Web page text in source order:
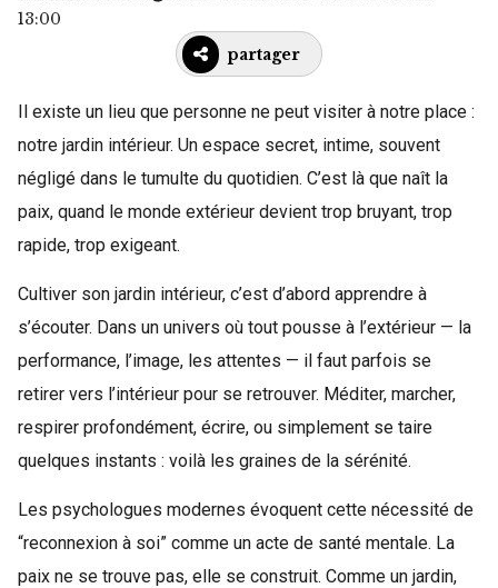
13:00
partager
Il existe un lieu que personne ne peut visiter à notre place :
notre jardin intérieur. Un espace secret, intime, souvent
négligé dans le tumulte du quotidien. C’est là que naît la
paix, quand le monde extérieur devient trop bruyant, trop
rapide, trop exigeant.
Cultiver son jardin intérieur, c’est d’abord apprendre à
s’écouter. Dans un univers où tout pousse à l’extérieur — la
performance, l’image, les attentes — il faut parfois se
retirer vers l’intérieur pour se retrouver. Méditer, marcher,
respirer profondément, écrire, ou simplement se taire
quelques instants : voilà les graines de la sérénité.
Les psychologues modernes évoquent cette nécessité de
“reconnexion à soi” comme un acte de santé mentale. La
paix ne se trouve pas, elle se construit. Comme un jardin,